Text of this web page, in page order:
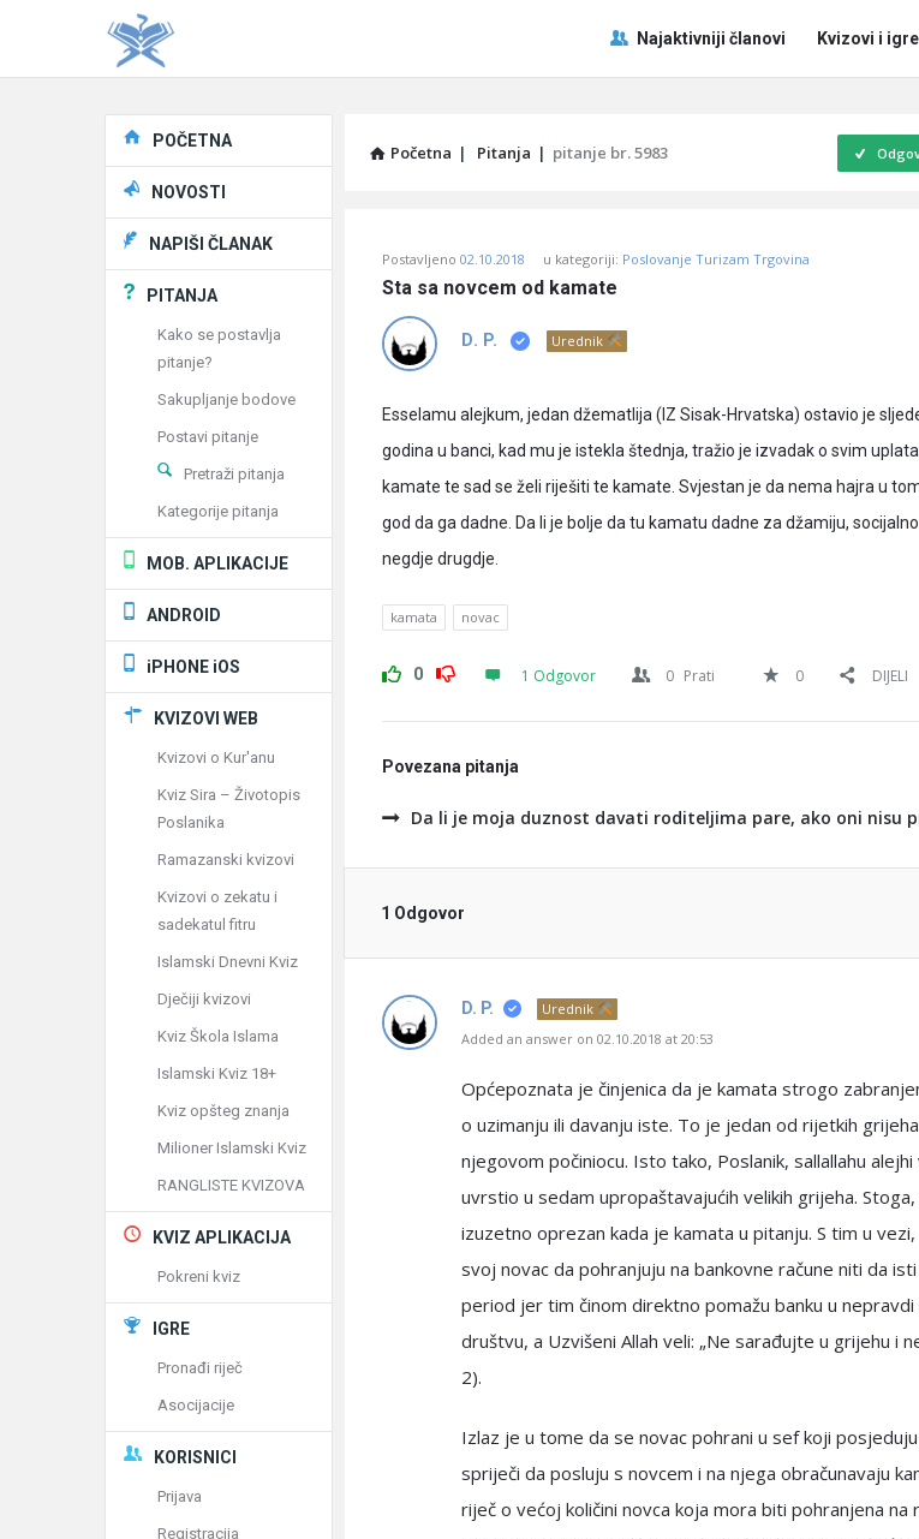
Pitaj
Učene
Navigacija
Najaktivniji članovi Kvizovi i igre
Početna | Pitanja | pitanje br. 5983
Učene
Latest
Pitanja
Postavljeno 02.10.2018 u kategoriji: Poslovanje Turizam Trgovina
Sta sa novcem od kamate
D. P. Urednik
Esselamu alejkum, jedan džematlija (IZ Sisak-Hrvatska) ostavio je
godina u banci, kad mu je istekla štednja, tražio je izvadak o svim
kamate te sad se želi riješiti te kamate. Svjestan je da nema hajra u
god da ga dadne. Da li je bolje da tu kamatu dadne za džamiju,
negdje drugdje.
kamata novac
0 1 Odgovor 0 Prati 0 DIJELI
Povezana pitanja
Da li je moja duznost davati roditeljima pare, ako oni nisu
1 Odgovor
D. P.
Urednik
Added an answer on 02.10.2018 at 20:53
Općepoznata je činjenica da je kamata strogo
o uzimanju ili davanju iste. To je jedan od rijetkih
njegovom počiniocu. Isto tako, Poslanik, sallallahu
uvrstio u sedam upropaštavajućih velikih grijeha.
izuzetno oprezan kada je kamata u pitanju. S tim u
svoj novac da pohranjuju na bankovne račune niti da
period jer tim činom direktno pomažu banku u nepravdi
društvu, a Uzvišeni Allah veli: „Ne sarađujte u grijehu i
2).
Izlaz je u tome da se novac pohrani u sef koji
spriječi da posluju s novcem i na njega obračunavaju
riječ o većoj količini novca koja mora biti pohranjena na
Explore
POČETNA
NOVOSTI
NAPIŠI ČLANAK
PITANJA
Kako se postavlja
pitanje?
Sakupljanje bodove
Postavi pitanje
Pretraži pitanja
Kategorije pitanja
MOB. APLIKACIJE
ANDROID
iPHONE iOS
KVIZOVI WEB
Kvizovi o Kur'anu
Kviz Sira – Životopis
Poslanika
Ramazanski kvizovi
Kvizovi o zekatu i
sadekatul fitru
Islamski Dnevni Kviz
Dječiji kvizovi
Kviz Škola Islama
Islamski Kviz 18+
Kviz opšteg znanja
Milioner Islamski Kviz
RANGLISTE KVIZOVA
KVIZ APLIKACIJA
Pokreni kviz
IGRE
Pronađi riječ
Asocijacije
KORISNICI
Prijava
Registracija